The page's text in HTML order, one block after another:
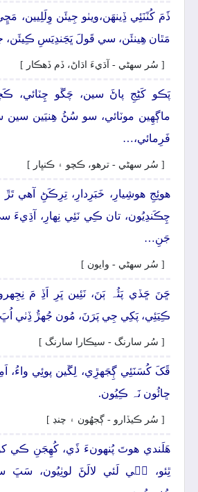
ڏَمَ کُٽَنَئِي ڏِينھَن،ويٺو جِيئَن وِلَلِيين،
مَٿان ھِينئَن، سي قَولَ ڀَڃَندِيَسِ ڪِيئَن،
[ سُر سھڻي - آڌيءَ اڌاڻ، ڏم ڏھڪار ]
پَڪو کَڻِجِ پاڻَ سين، چَڱو چِٽائي،
ماڳھِين موٽائي، سو سُڻُ ھِنيَين
فَرِمائي،…
[ سُر سھڻي - ترھو، ڪچو ۽ ڪنڀار ]
ھوئِجِ ھوشِيارِ، خَبَرِدارِ، تِرِڪَڻِ آھي
چِڪَندِيُون، تان ڪِي نَئِي نِھارِ، آڌِيءَ
جَنِ…
[ سُر سھڻي - وايون ]
ڇَنَ ڇَڏي پَئُہ ٻَنَ، نَئِين ڀَرِ اَڏِ مَ
ڪِيَئِي، پَکِي جِي پَرَنَ، مُون جُهڙُ ڏِٺي
[ سُر سارنگ - سيڪارا سارنگ ]
ڦَکَ کُسَنَئِي ڳِجَهڙِي، لِڱين پوئِي واءُ،
ڇائُون نَہ ڪِيُون.
[ سُر ڪيڏارو - ڳجهُون ۽ چنڊ ]
ھَلَندي ھوتَ پُنهونءَ ڏَي، کُھِجَنِ ڪي
ٿِئو، جٖي لَئي لالَڻَ لوٺِيُون، سَڀَ